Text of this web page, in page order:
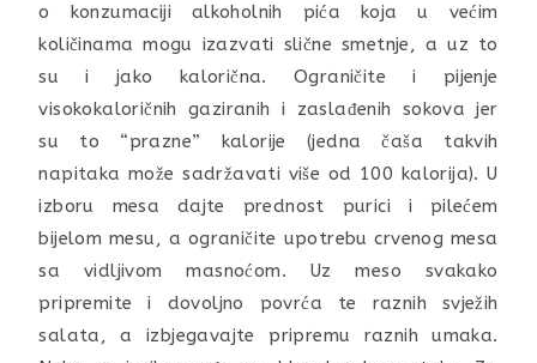
o konzumaciji alkoholnih pića koja u većim
količinama mogu izazvati slične smetnje, a uz to
su i jako kalorična. Ograničite i pijenje
visokokaloričnih gaziranih i zaslađenih sokova jer
su to “prazne” kalorije (jedna čaša takvih
napitaka može sadržavati više od 100 kalorija). U
izboru mesa dajte prednost purici i pilećem
bijelom mesu, a ograničite upotrebu crvenog mesa
sa vidljivom masnoćom. Uz meso svakako
pripremite i dovoljno povrća te raznih svježih
salata, a izbjegavajte pripremu raznih umaka.